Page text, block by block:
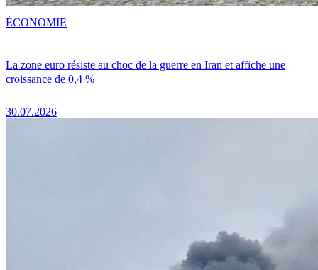
La zone euro résiste au choc de la guerre en Iran et affiche une
croissance de 0,4 %
30.07.2026
ÉCONOMIE